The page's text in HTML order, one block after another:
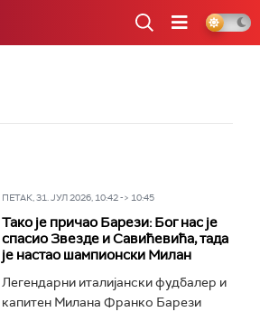
ПЕТАК, 31. ЈУЛ 2026, 10:42 -> 10:45
Тако је причао Барези: Бог нас је
спасио Звезде и Савићевића, тада
је настао шампионски Милан
Легендарни италијански фудбалер и
капитен Милана Франко Барези